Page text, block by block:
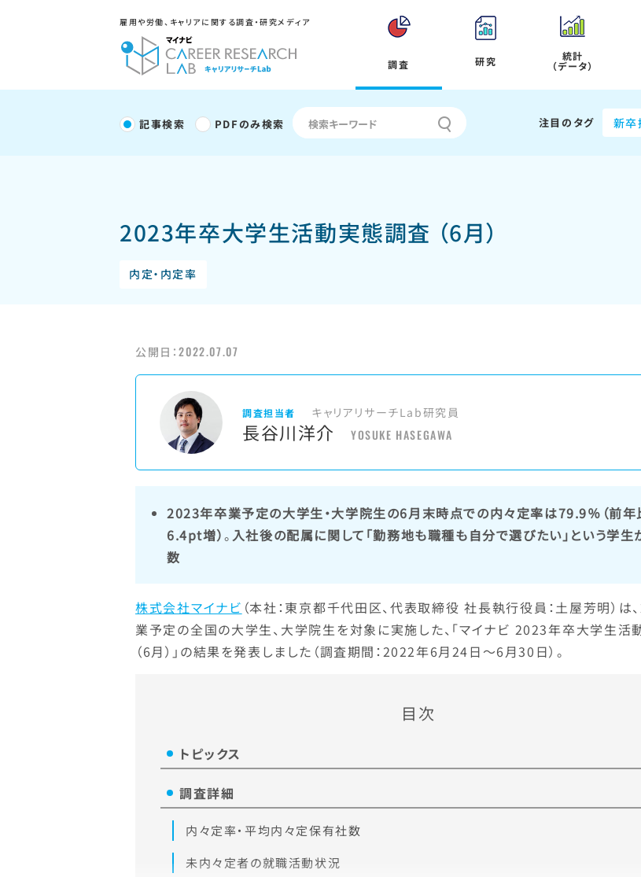
雇用や労働、キャリアに関する調査・研究メディア
調査 研究 統計
（データ）
記事検索 PDFのみ検索 注目のタグ 新卒
2023年卒大学生活動実態調査 （6月）
内定・内定率
公開日：2022.07.07
調査担当者 キャリアリサーチLab研究員
長谷川洋介 YOSUKE HASEGAWA
2023年卒業予定の大学生・大学院生の6月末時点での内々定率は79.9％（前年
6.4pt増）。入社後の配属に関して「勤務地も職種も自分で選びたい」という学生
数
株式会社マイナビ （本社：東京都千代田区、代表取締役 社長執行役員：土屋芳明）は
業予定の全国の大学生、大学院生を対象に実施した、「マイナビ 2023年卒大学生活
（6月）」の結果を発表しました（調査期間：2022年6月24日～6月30日）。
目次
トピックス
調査詳細
内々定率・平均内々定保有社数
未内々定者の就職活動状況